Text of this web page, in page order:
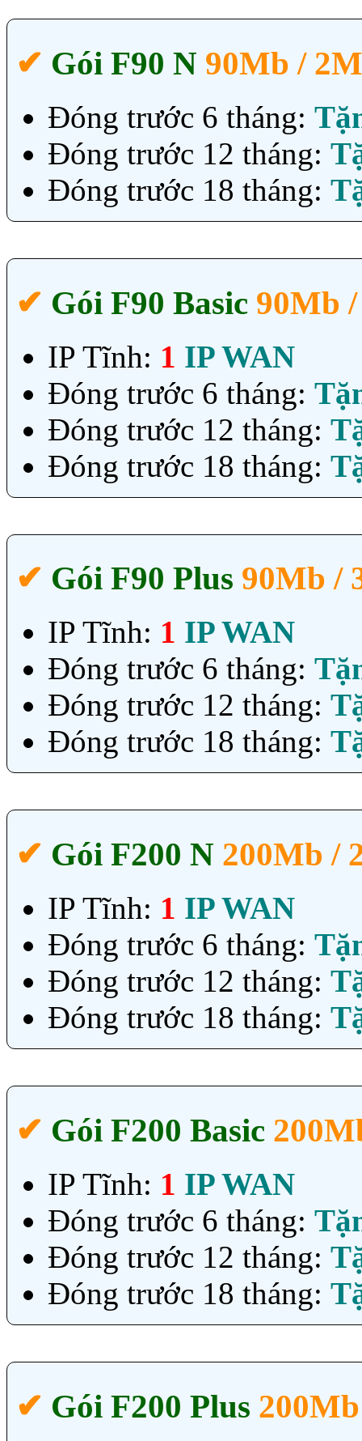
✔‎ Gói F90 N 90Mb /
Đóng trước 6 tháng:
Đóng trước 12 tháng:
Đóng trước 18 tháng:
✔‎ Gói F90 Basic 90Mb
IP Tĩnh: 1 IP WAN
Đóng trước 6 tháng:
Đóng trước 12 tháng:
Đóng trước 18 tháng:
✔‎ Gói F90 Plus 90Mb /
IP Tĩnh: 1 IP WAN
Đóng trước 6 tháng:
Đóng trước 12 tháng:
Đóng trước 18 tháng:
✔‎ Gói F200 N 200Mb /
IP Tĩnh: 1 IP WAN
Đóng trước 6 tháng:
Đóng trước 12 tháng:
Đóng trước 18 tháng:
✔‎ Gói F200 Basic
IP Tĩnh: 1 IP WAN
Đóng trước 6 tháng:
Đóng trước 12 tháng:
Đóng trước 18 tháng:
✔‎ Gói F200 Plus